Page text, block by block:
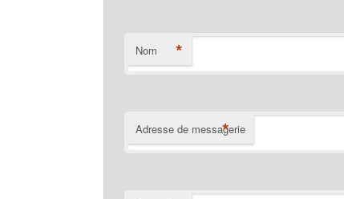
Nom *
Adresse de messagerie
*